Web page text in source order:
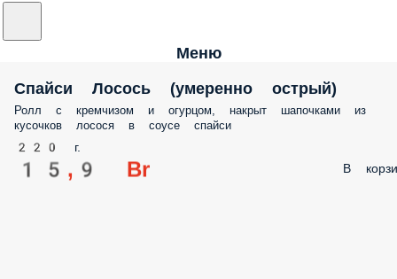
Меню
Спайси Лосось (умеренно острый)
Ролл с кремчизом и огурцом, накрыт шапочками из
кусочков лосося в соусе спайси
220 г.
15,9 Br В